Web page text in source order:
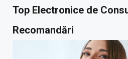
Top Electronice de
Recomandări